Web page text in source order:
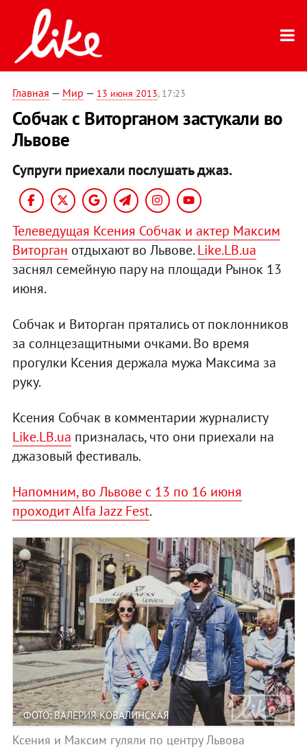
Главная — Мир — 13 июня 2013, 17:23
Собчак с Виторганом застукали во
Львове
Супруги приехали послушать джаз.
Телеведущая Ксения Собчак и актер Максим
Виторган отдыхают во Львове.Like.LB.ua
заснял семейную пару на площади Рынок 13
июня.
Собчак и Виторган прятались от поклонников
за солнцезащитными очками. Во время
прогулки Ксения держала мужа Максима за
руку.
Ксения Собчак в комментарии журналисту
Like.LB.ua призналась, что они приехали на
джазовый фестиваль.
Напомним, во Львове с 13 по 16 июня
проходит Alfa Jazz Fest.
ФОТО: ВАЛЕРИЯ КОВАЛИНСКАЯ
Ксения и Максим гуляли по центру Львова